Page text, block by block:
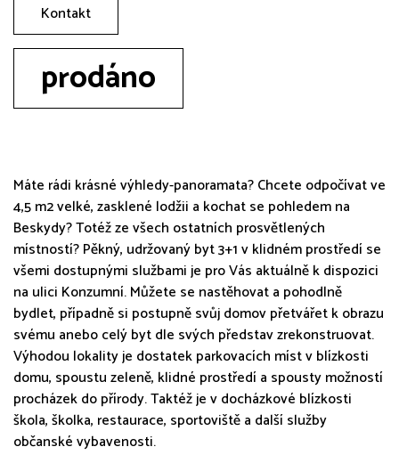
Kontakt
prodáno
Máte rádi krásné výhledy-panoramata? Chcete odpočívat ve
4,5 m2 velké, zasklené lodžii a kochat se pohledem na
Beskydy? Totéž ze všech ostatních prosvětlených
místností? Pěkný, udržovaný byt 3+1 v klidném prostředí se
všemi dostupnými službami je pro Vás aktuálně k dispozici
na ulici Konzumní. Můžete se nastěhovat a pohodlně
bydlet, případně si postupně svůj domov přetvářet k obrazu
svému anebo celý byt dle svých představ zrekonstruovat.
Výhodou lokality je dostatek parkovacích míst v blízkosti
domu, spoustu zeleně, klidné prostředí a spousty možností
procházek do přírody. Taktéž je v docházkové blízkosti
škola, školka, restaurace, sportoviště a další služby
občanské vybavenosti.